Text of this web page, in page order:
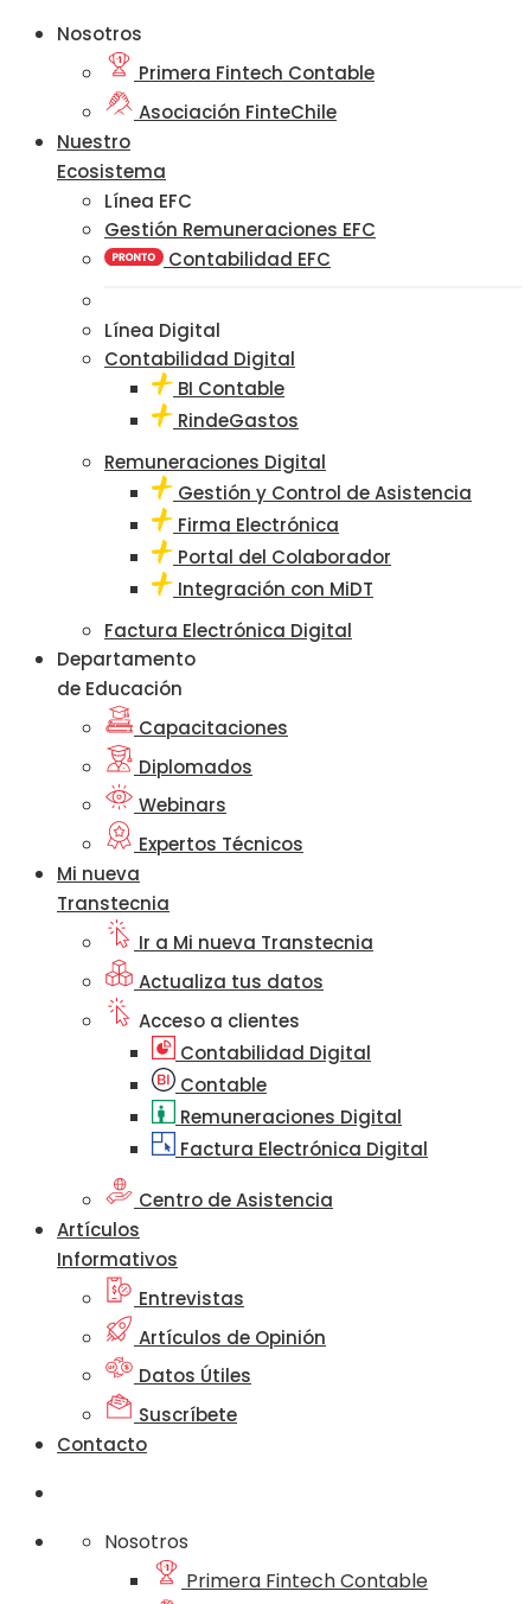
Nosotros
Primera Fintech Contable
Asociación FinteChile
Nuestro
Ecosistema
Línea EFC
Gestión Remuneraciones EFC
Contabilidad EFC
Línea Digital
Contabilidad Digital
BI Contable
RindeGastos
Remuneraciones Digital
Gestión y Control de Asistencia
Firma Electrónica
Portal del Colaborador
Integración con MiDT
Factura Electrónica Digital
Departamento
de Educación
Capacitaciones
Diplomados
Webinars
Expertos Técnicos
Mi nueva
Transtecnia
Ir a Mi nueva Transtecnia
Actualiza tus datos
Acceso a clientes
Contabilidad Digital
Contable
Remuneraciones Digital
Factura Electrónica Digital
Centro de Asistencia
Artículos
Informativos
Entrevistas
Artículos de Opinión
Datos Útiles
Suscríbete
Contacto
Nosotros
Primera Fintech Contable